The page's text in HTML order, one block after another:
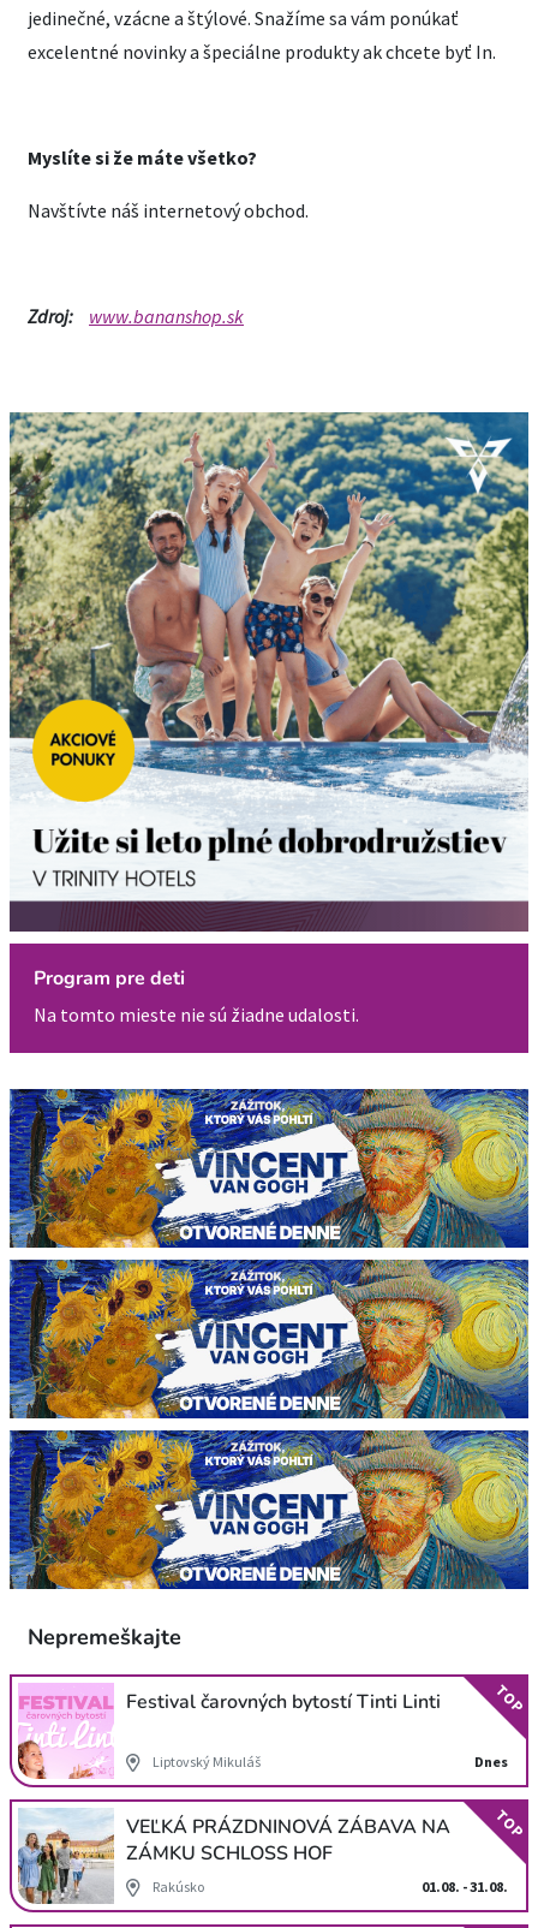
jedinečné, vzácne a štýlové. Snažíme sa vám ponúkať
excelentné novinky a špeciálne produkty ak chcete byť In.
Myslíte si že máte všetko?
Navštívte náš internetový obchod.
Zdroj: www.bananshop.sk
Program pre deti
Na tomto mieste nie sú žiadne udalosti.
Nepremeškajte
Festival čarovných bytostí Tinti Linti
Liptovský Mikuláš Dnes
TOP
VEĽKÁ PRÁZDNINOVÁ ZÁBAVA NA
ZÁMKU SCHLOSS HOF
Rakúsko 01.08. - 31.08.
TOP